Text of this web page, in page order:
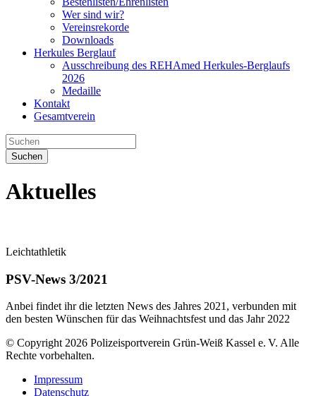
Wer sind wir?
Vereinsrekorde
Downloads
Herkules Berglauf
Ausschreibung des REHAmed Herkules-Berglaufs
2026
Medaille
Kontakt
Gesamtverein
Suchen
Aktuelles
Leichtathletik
PSV-News 3/2021
Anbei findet ihr die letzten News des Jahres 2021, verbunden mit
den besten Wünschen für das Weihnachtsfest und das Jahr 2022
© Copyright 2026 Polizeisportverein Grün-Weiß Kassel e. V. Alle
Rechte vorbehalten.
Impressum
Datenschutz